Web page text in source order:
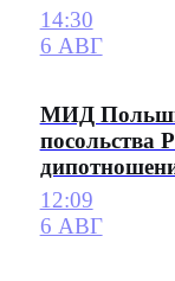
14:30
6 АВГ
МИД
посольства
12:09
6 АВГ